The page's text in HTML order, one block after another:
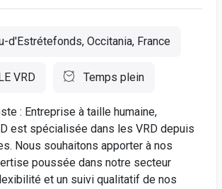
d'Estrétefonds, Occitania, France
VRD Temps plein
: Entreprise à taille humaine,
est spécialisée dans les VRD depuis
Nous souhaitons apporter à nos
poussée dans notre secteur
et un suivi qualitatif de nos